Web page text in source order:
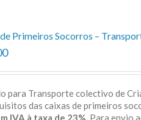
Primeiros Socorros –
para Transporte colectivo de
das caixas de primeiros
IVA à taxa de 23%. Para envio